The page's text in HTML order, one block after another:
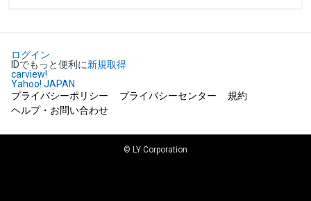
ログイン
IDでもっと便利に新規取得
carview!
Yahoo! JAPAN
プライバシーポリシー
プライバシーセンター
規約
ヘルプ・お問い合わせ
© LY Corporation